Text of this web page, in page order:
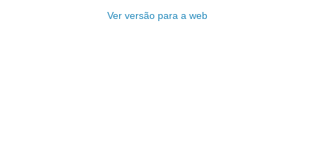
Ver versão para a web